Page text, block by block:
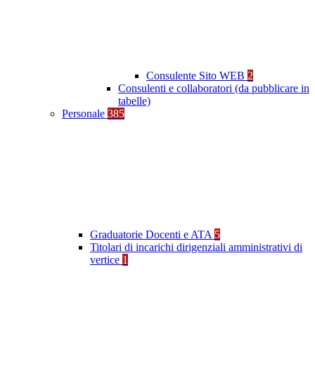
Consulente Sito WEB 2
Consulenti e collaboratori (da pubblicare in
tabelle)
Personale 385
Graduatorie Docenti e ATA 5
Titolari di incarichi dirigenziali amministrativi di
vertice 1